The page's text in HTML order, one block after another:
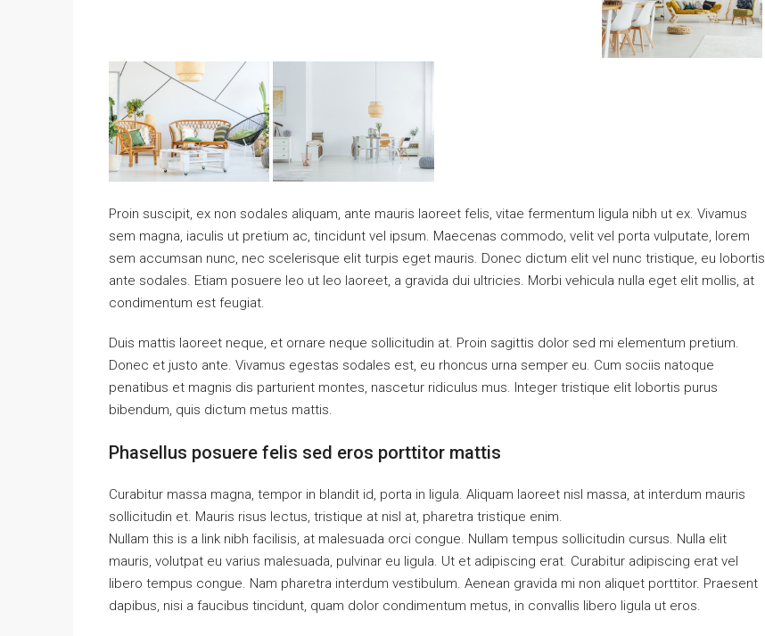
Proin suscipit, ex non sodales aliquam, ante mauris laoreet felis, vitae fermentum ligula nibh ut ex. Vivamus
sem magna, iaculis ut pretium ac, tincidunt vel ipsum. Maecenas commodo, velit vel porta vulputate, lorem
sem accumsan nunc, nec scelerisque elit turpis eget mauris. Donec dictum elit vel nunc tristique, eu lobortis
ante sodales. Etiam posuere leo ut leo laoreet, a gravida dui ultricies. Morbi vehicula nulla eget elit mollis, at
condimentum est feugiat.
Duis mattis laoreet neque, et ornare neque sollicitudin at. Proin sagittis dolor sed mi elementum pretium.
Donec et justo ante. Vivamus egestas sodales est, eu rhoncus urna semper eu. Cum sociis natoque
penatibus et magnis dis parturient montes, nascetur ridiculus mus. Integer tristique elit lobortis purus
bibendum, quis dictum metus mattis.
Phasellus posuere felis sed eros porttitor mattis
Curabitur massa magna, tempor in blandit id, porta in ligula. Aliquam laoreet nisl massa, at interdum mauris
sollicitudin et. Mauris risus lectus, tristique at nisl at, pharetra tristique enim.
Nullam this is a link nibh facilisis, at malesuada orci congue. Nullam tempus sollicitudin cursus. Nulla elit
mauris, volutpat eu varius malesuada, pulvinar eu ligula. Ut et adipiscing erat. Curabitur adipiscing erat vel
libero tempus congue. Nam pharetra interdum vestibulum. Aenean gravida mi non aliquet porttitor. Praesent
dapibus, nisi a faucibus tincidunt, quam dolor condimentum metus, in convallis libero ligula ut eros.